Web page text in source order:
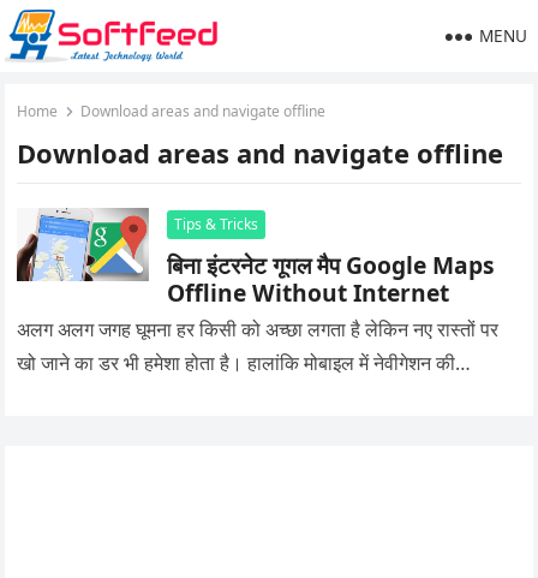
MENU
Home Download areas and navigate offline
Download areas and navigate offline
Tips & Tricks
बिना इंटरनेट गूगल मैप Google Maps
Offline Without Internet
अलग अलग जगह घूमना हर किसी को अच्छा लगता है लेकिन नए रास्तों पर
खो जाने का डर भी हमेशा होता है। हालांकि मोबाइल में नेवीगेशन की…